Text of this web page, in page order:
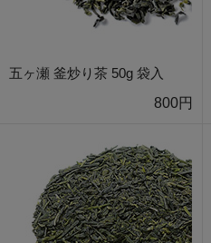
五ヶ瀬 釜炒り茶 50g 袋入
800円